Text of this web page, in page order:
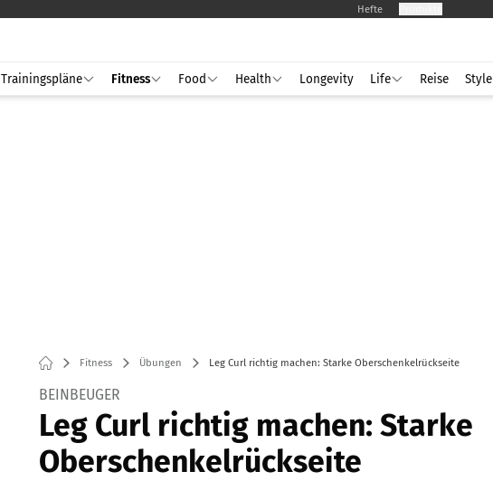
Hefte
Trainingspläne Fitness Food Health Longevity Life Reise Style
Fitness Übungen Leg Curl richtig machen: Starke Oberschenkelrückseite
BEINBEUGER
Leg Curl richtig machen: Starke
Oberschenkelrückseite